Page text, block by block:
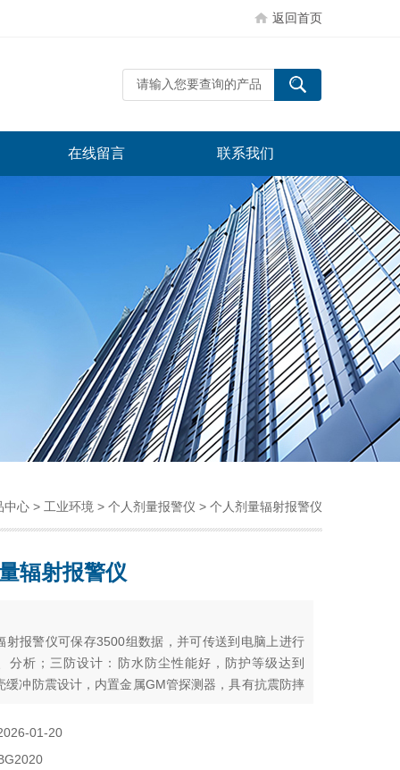
返回首页
在线留言 联系我们
中心 > 工业环境 > 个人剂量报警仪 > 个人剂量辐射报警仪
辐射报警仪
射报警仪可保存3500组数据，并可传送到电脑上进行
分析；三防设计：防水防尘性能好，防护等级达到
缓冲防震设计，内置金属GM管探测器，具有抗震防摔
01-20